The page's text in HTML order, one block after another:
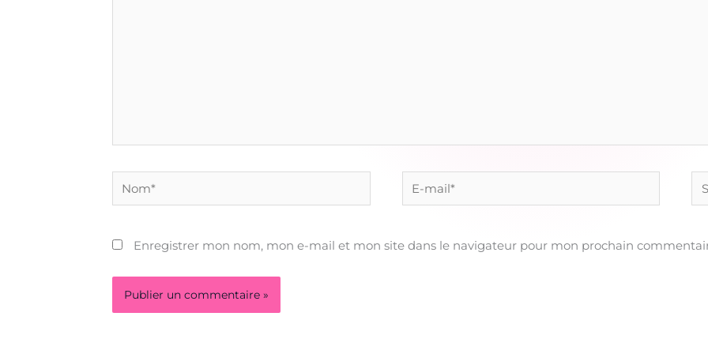
Nom*
E-
mail*
Enregistrer mon nom, mon e-mail et mon site dans le navigateur pour mon prochain